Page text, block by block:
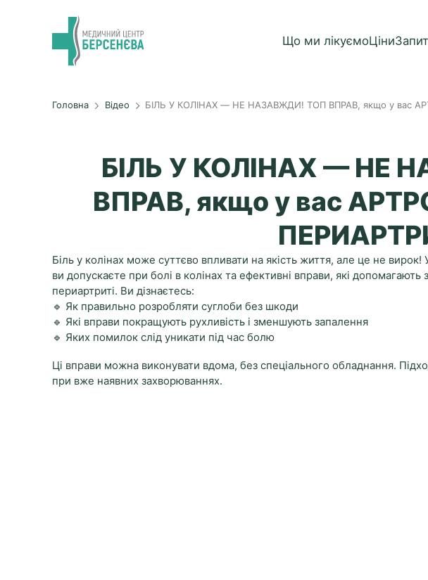
Що ми лікуємоЦіни
Головна Відео БІЛЬ У КОЛІНАХ — НЕ НАЗАВЖДИ! ТОП ВПРАВ, якщо у вас
БІЛЬ У КОЛІНАХ — НЕ
ВПРАВ, якщо у вас
Біль у колінах може суттєво впливати на якість життя, але це не
ви допускаєте при болі в колінах та ефективні вправи, які допомагають
периартриті. Ви дізнаєтесь:
🔹 Як правильно розробляти суглоби без шкоди
🔹 Які вправи покращують рухливість і зменшують запалення
🔹 Яких помилок слід уникати під час болю
Ці вправи можна виконувати вдома, без спеціального обладнання.
при вже наявних захворюваннях.